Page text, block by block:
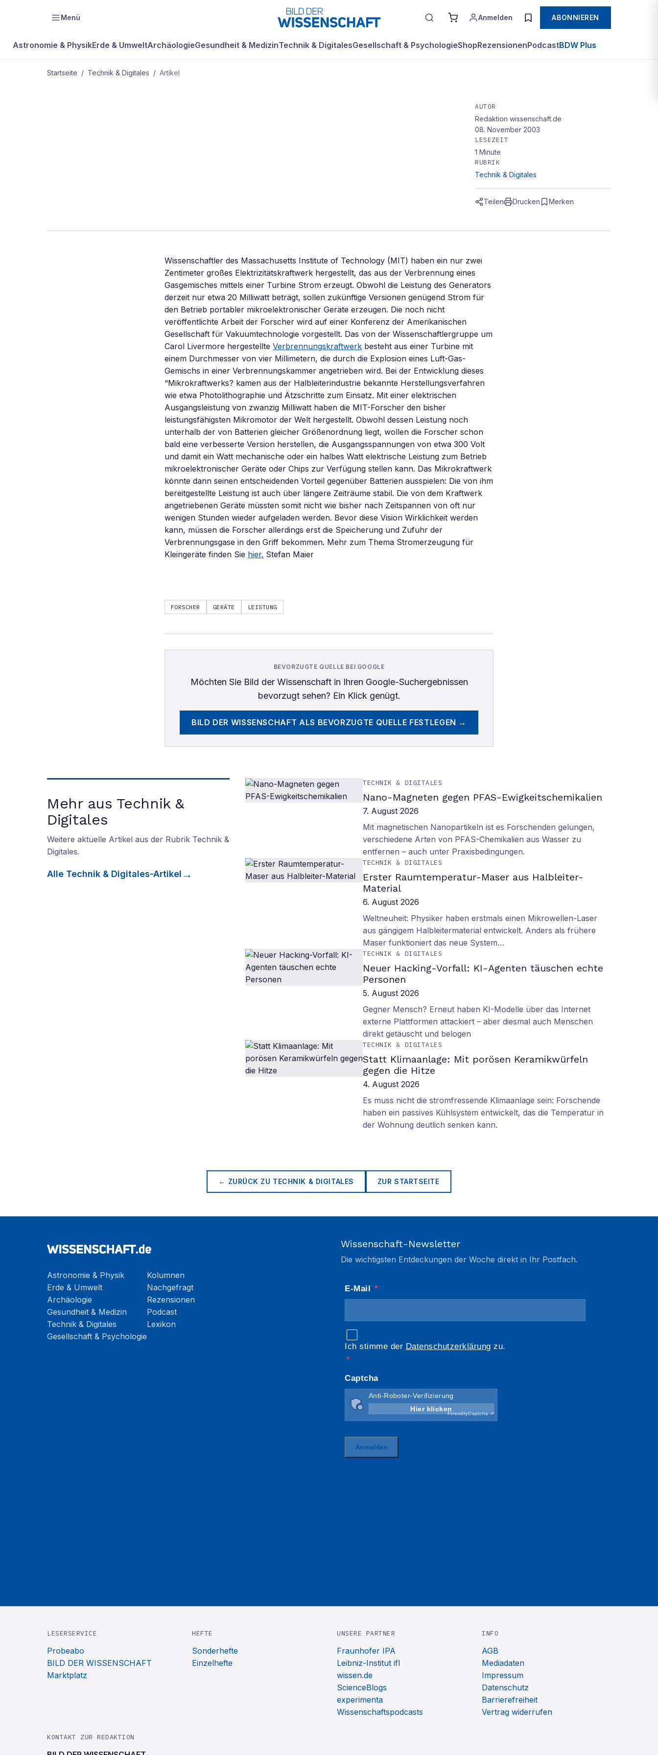
Menü Anmelden ABONNIEREN
Astronomie & PhysikErde & UmweltArchäologieGesundheit & MedizinTechnik & DigitalesGesellschaft & PsychologieShopRezensionenPodcastBDW Plus
Startseite / Technik & Digitales / Artikel
AUTOR
Redaktion wissenschaft.de
08. November 2003
LESEZEIT
1 Minute
RUBRIK
Technik & Digitales
Teilen Drucken Merken
Wissenschaftler des Massachusetts Institute of Technology (MIT) haben ein nur zwei
Zentimeter großes Elektrizitätskraftwerk hergestellt, das aus der Verbrennung eines
Gasgemisches mittels einer Turbine Strom erzeugt. Obwohl die Leistung des Generators
derzeit nur etwa 20 Milliwatt beträgt, sollen zukünftige Versionen genügend Strom für
den Betrieb portabler mikroelektronischer Geräte erzeugen. Die noch nicht
veröffentlichte Arbeit der Forscher wird auf einer Konferenz der Amerikanischen
Gesellschaft für Vakuumtechnologie vorgestellt. Das von der Wissenschaftlergruppe um
Carol Livermore hergestellte Verbrennungskraftwerk besteht aus einer Turbine mit
einem Durchmesser von vier Millimetern, die durch die Explosion eines Luft-Gas-
Gemischs in einer Verbrennungskammer angetrieben wird. Bei der Entwicklung dieses
“Mikrokraftwerks? kamen aus der Halbleiterindustrie bekannte Herstellungsverfahren
wie etwa Photolithographie und Ätzschritte zum Einsatz. Mit einer elektrischen
Ausgangsleistung von zwanzig Milliwatt haben die MIT-Forscher den bisher
leistungsfähigsten Mikromotor der Welt hergestellt. Obwohl dessen Leistung noch
unterhalb der von Batterien gleicher Größenordnung liegt, wollen die Forscher schon
bald eine verbesserte Version herstellen, die Ausgangsspannungen von etwa 300 Volt
und damit ein Watt mechanische oder ein halbes Watt elektrische Leistung zum Betrieb
mikroelektronischer Geräte oder Chips zur Verfügung stellen kann. Das Mikrokraftwerk
könnte dann seinen entscheidenden Vorteil gegenüber Batterien ausspielen: Die von ihm
bereitgestellte Leistung ist auch über längere Zeiträume stabil. Die von dem Kraftwerk
angetriebenen Geräte müssten somit nicht wie bisher nach Zeitspannen von oft nur
wenigen Stunden wieder aufgeladen werden. Bevor diese Vision Wirklichkeit werden
kann, müssen die Forscher allerdings erst die Speicherung und Zufuhr der
Verbrennungsgase in den Griff bekommen. Mehr zum Thema Stromerzeugung für
Kleingeräte finden Sie hier. Stefan Maier
FORSCHER GERÄTE LEISTUNG
BEVORZUGTE QUELLE BEI GOOGLE
Möchten Sie Bild der Wissenschaftin Ihren Google-Suchergebnissen
bevorzugt sehen? Ein Klick genügt.
BILD DER WISSENSCHAFT ALS BEVORZUGTE QUELLE FESTLEGEN →
Mehr aus Technik &
Digitales
Weitere aktuelle Artikel aus der Rubrik Technik &
Digitales.
Alle Technik & Digitales-Artikel
TECHNIK & DIGITALES
Nano-Magneten gegen PFAS-Ewigkeitschemikalien
7. August 2026
Mit magnetischen Nanopartikeln ist es Forschenden gelungen,
verschiedene Arten von PFAS-Chemikalien aus Wasser zu
entfernen – auch unter Praxisbedingungen.
TECHNIK & DIGITALES
Erster Raumtemperatur-Maser aus Halbleiter-
Material
6. August 2026
Weltneuheit: Physiker haben erstmals einen Mikrowellen-Laser
aus gängigem Halbleitermaterial entwickelt. Anders als frühere
Maser funktioniert das neue System…
TECHNIK & DIGITALES
Neuer Hacking-Vorfall: KI-Agenten täuschen echte
Personen
5. August 2026
Gegner Mensch? Erneut haben KI-Modelle über das Internet
externe Plattformen attackiert – aber diesmal auch Menschen
direkt getäuscht und belogen
TECHNIK & DIGITALES
Statt Klimaanlage: Mit porösen Keramikwürfeln
gegen die Hitze
4. August 2026
Es muss nicht die stromfressende Klimaanlage sein: Forschende
haben ein passives Kühlsystem entwickelt, das die Temperatur in
der Wohnung deutlich senken kann.
← ZURÜCK ZU TECHNIK & DIGITALES ZUR STARTSEITE
Astronomie & Physik
Erde & Umwelt
Archäologie
Gesundheit & Medizin
Technik & Digitales
Gesellschaft & Psychologie
Kolumnen
Nachgefragt
Rezensionen
Podcast
Lexikon
Wissenschaft-Newsletter
Die wichtigsten Entdeckungen der Woche direkt in Ihr Postfach.
LESERSERVICE
Probeabo
BILD DER WISSENSCHAFT
Marktplatz
HEFTE
Sonderhefte
Einzelhefte
UNSERE PARTNER
Fraunhofer IPA
Leibniz-Institut ifl
wissen.de
ScienceBlogs
experimenta
Wissenschaftspodcasts
INFO
AGB
Mediadaten
Impressum
Datenschutz
Barrierefreiheit
Vertrag widerrufen
KONTAKT ZUR REDAKTION